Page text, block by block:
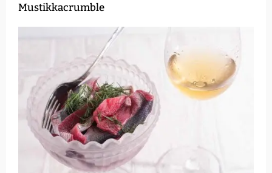
Mustikkacrumble